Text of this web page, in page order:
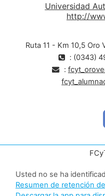
Universidad
http://
Ruta 11 - Km 10,5 Oro
: (0343)
:
Usted no se ha
Resumen de retención